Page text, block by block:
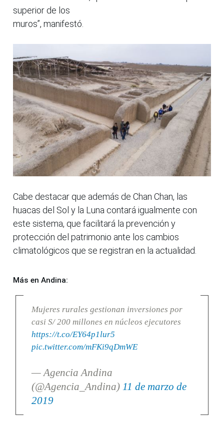
superior de los
muros”, manifestó.
Cabe destacar que además de Chan Chan, las
huacas del Sol y la Luna contará igualmente con
este sistema, que facilitará la prevención y
protección del patrimonio ante los cambios
climatológicos que se registran en la actualidad.
Más en Andina:
Mujeres rurales gestionan inversiones por
casi S/ 200 millones en núcleos ejecutores
https://t.co/EY64p1lur5
pic.twitter.com/mFKi9qDmWE
— Agencia Andina
(@Agencia_Andina) 11 de marzo de
2019